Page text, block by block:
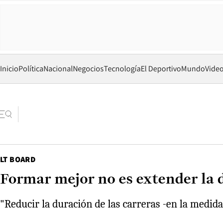
InicioPolíticaNacionalNegociosTecnologíaEl DeportivoMundo
LT BOARD
Formar mejor no es extender la
"Reducir la duración de las carreras -en la